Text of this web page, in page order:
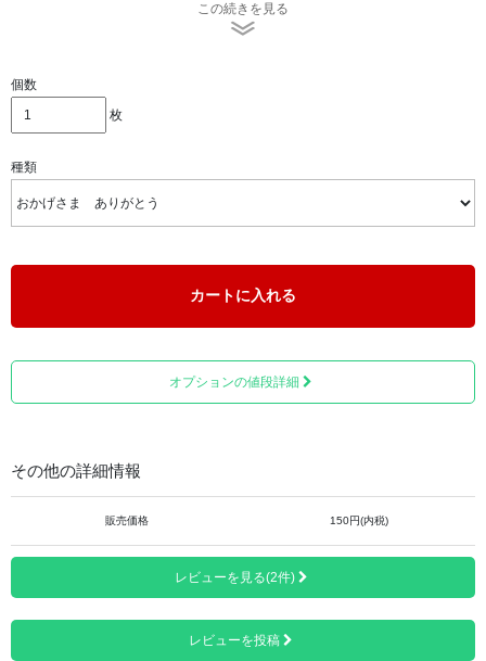
今日はなんだかいい日になりそう
届きましたありがとう
やさしさをありがとう
ありがとう
悔いのない日を作っていこう
おめでとう
夫という字は二人と書く・・・妻は一番ヨい女性と書く
太陽だって、水だって、空気だって・・・ただ、ありがと
いいことした分だけいい顔になる
君は君の道を行けばいい
幸せにすれば幸せになれる
一緒に泣いて、一緒に笑って、一緒に歩こう
おかげさま ありがとう
この続きを見る
個数
枚
種類
カートに入れる
オプションの値段詳細
その他の詳細情報
販売価格 150円(内税)
レビューを見る(2件)
レビューを投稿